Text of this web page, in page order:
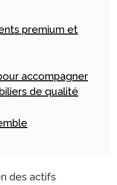
premium et
accompagner
de qualité
des actifs